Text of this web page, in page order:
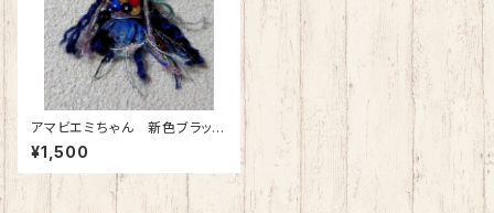
アマビエミちゃん 新色ブラック
Ver. （ストラップタイプ）
¥1,500